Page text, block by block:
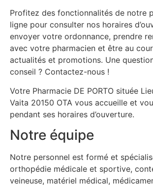
Profitez des fonctionnalités de notre
ligne pour consulter nos horaires
envoyer votre ordonnance, prendre
avec votre pharmacien et être au
actualités et promotions. Une question
conseil ? Contactez-nous !
Votre Pharmacie DE PORTO située
Vaita 20150 OTA vous accueille et
pendant ses horaires d’ouverture.
Notre équipe
Notre personnel est formé et
orthopédie médicale et sportive,
veineuse, matériel médical,